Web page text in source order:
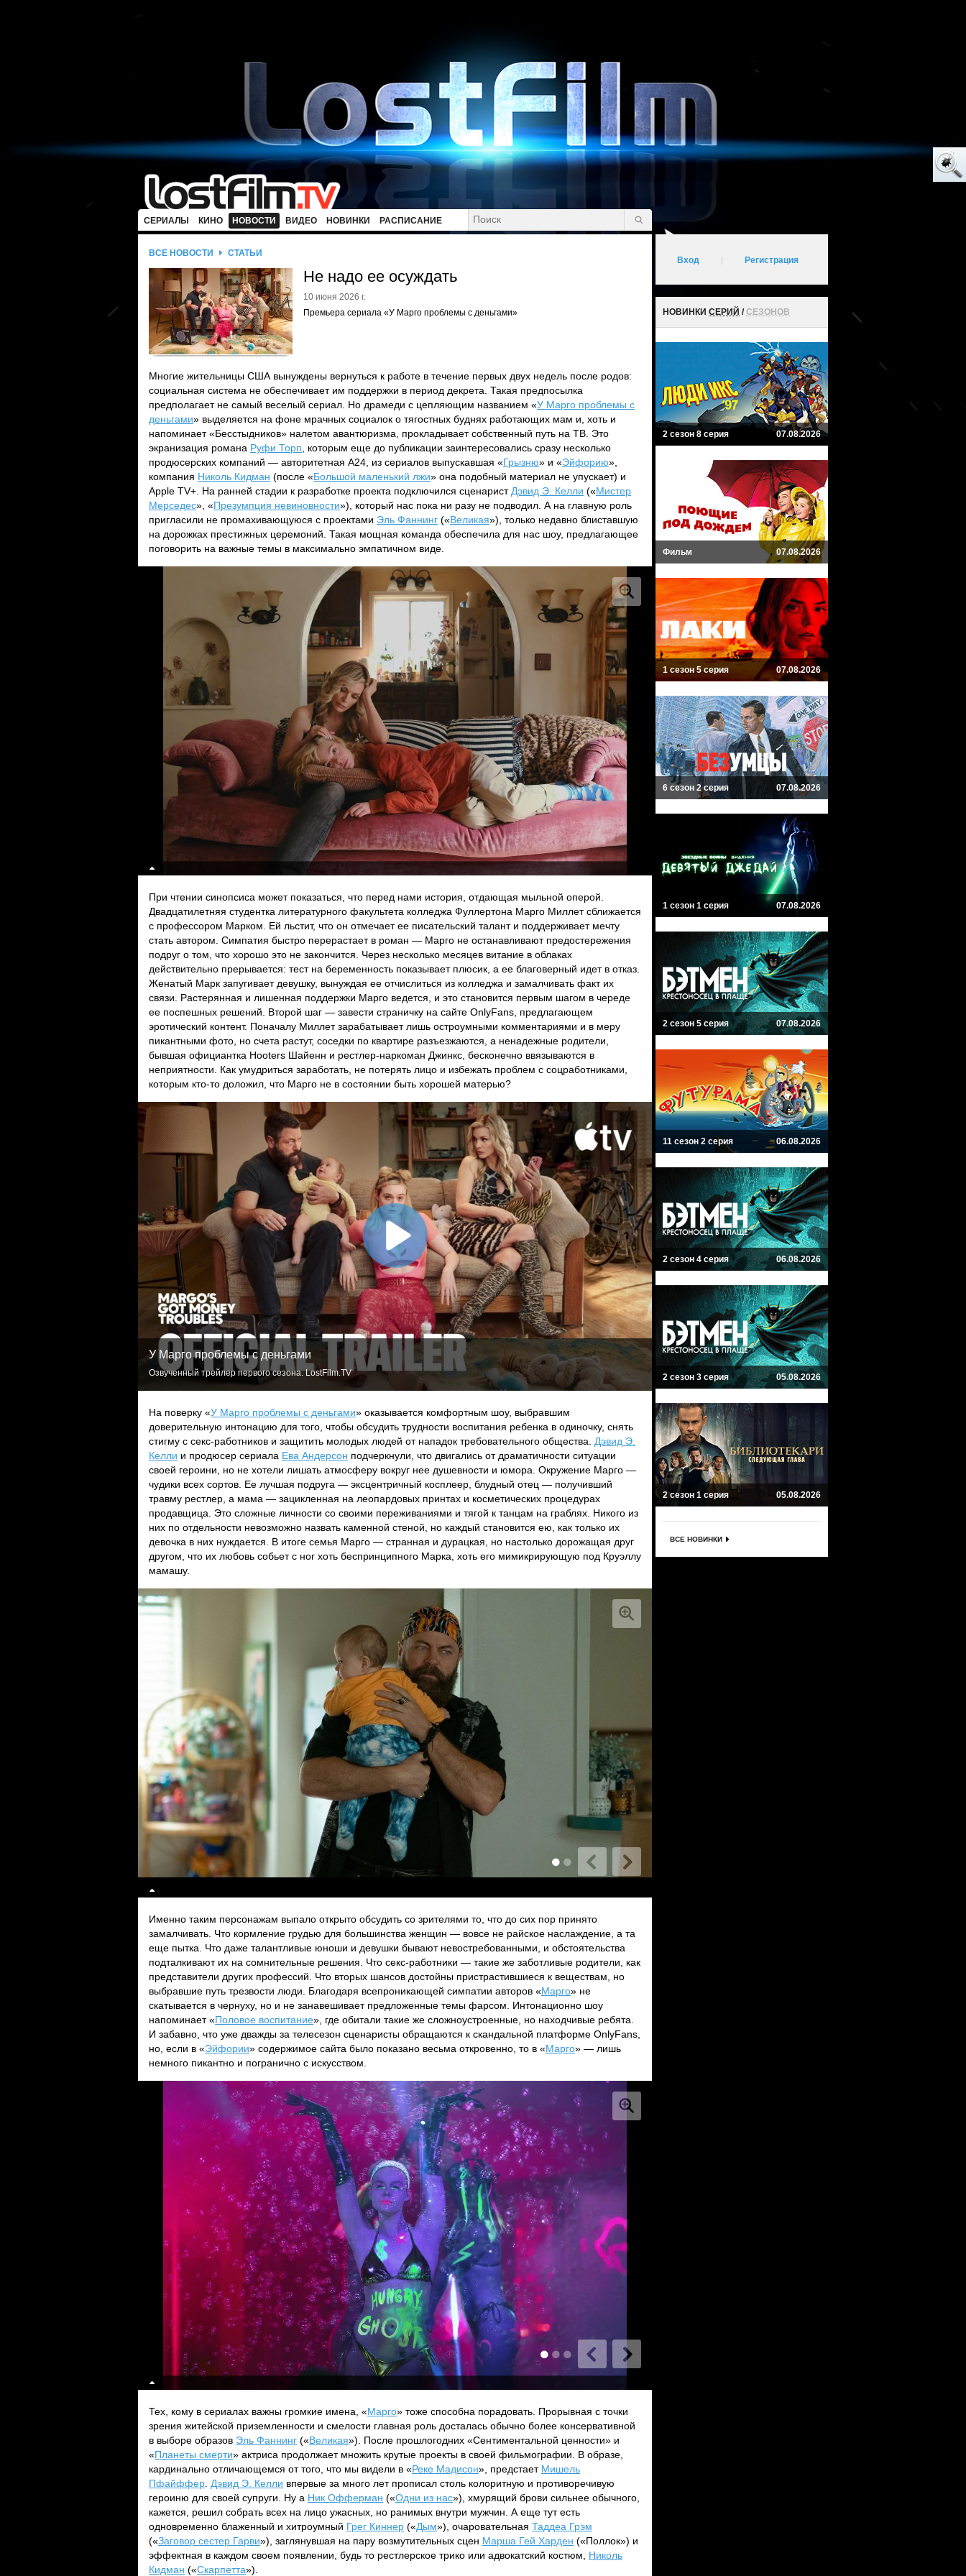
СЕРИАЛЫ КИНО НОВОСТИ ВИДЕО НОВИНКИ РАСПИСАНИЕ
ВСЕ НОВОСТИ СТАТЬИ
Не надо ее осуждать
10 июня 2026 г.
Премьера сериала «У Марго проблемы с деньгами»
Многие жительницы США вынуждены вернуться к работе в течение первых двух недель после родов:
социальная система не обеспечивает им поддержки в период декрета. Такая предпосылка
предполагает не самый веселый сериал. Но драмеди с цепляющим названием «У Марго проблемы с
деньгами» выделяется на фоне мрачных социалок о тягостных буднях работающих мам и, хоть и
напоминает «Бесстыдников» налетом авантюризма, прокладывает собственный путь на ТВ. Это
экранизация романа Руфи Торп , которым еще до публикации заинтересовались сразу несколько
продюсерских компаний — авторитетная A24, из сериалов выпускавшая «Грызню» и «Эйфорию»,
компания Николь Кидман (после «Большой маленький лжи» она подобный материал не упускает) и
Apple TV+. На ранней стадии к разработке проекта подключился сценарист Дэвид Э. Келли («Мистер
Мерседес», «Презумпция невиновности»), который нас пока ни разу не подводил. А на главную роль
пригласили не промахивающуюся с проектами Эль Фаннинг («Великая»), только недавно блиставшую
на дорожках престижных церемоний. Такая мощная команда обеспечила для нас шоу, предлагающее
поговорить на важные темы в максимально эмпатичном виде.
При чтении синопсиса может показаться, что перед нами история, отдающая мыльной оперой.
Двадцатилетняя студентка литературного факультета колледжа Фуллертона Марго Миллет сближается
с профессором Марком. Ей льстит, что он отмечает ее писательский талант и поддерживает мечту
стать автором. Симпатия быстро перерастает в роман — Марго не останавливают предостережения
подруг о том, что хорошо это не закончится. Через несколько месяцев витание в облаках
действительно прерывается: тест на беременность показывает плюсик, а ее благоверный идет в отказ.
Женатый Марк запугивает девушку, вынуждая ее отчислиться из колледжа и замалчивать факт их
связи. Растерянная и лишенная поддержки Марго ведется, и это становится первым шагом в череде
ее поспешных решений. Второй шаг — завести страничку на сайте OnlyFans, предлагающем
эротический контент. Поначалу Миллет зарабатывает лишь остроумными комментариями и в меру
пикантными фото, но счета растут, соседки по квартире разъезжаются, а ненадежные родители,
бывшая официантка Hooters Шайенн и рестлер-наркоман Джинкс, бесконечно ввязываются в
неприятности. Как умудриться заработать, не потерять лицо и избежать проблем с соцработниками,
которым кто-то доложил, что Марго не в состоянии быть хорошей матерью?
У Марго проблемы с деньгами
Озвученный трейлер первого сезона. LostFilm.TV
На поверку «У Марго проблемы с деньгами» оказывается комфортным шоу, выбравшим
доверительную интонацию для того, чтобы обсудить трудности воспитания ребенка в одиночку, снять
стигму с секс-работников и защитить молодых людей от нападок требовательного общества. Дэвид Э.
Келли и продюсер сериала Ева Андерсон подчеркнули, что двигались от драматичности ситуации
своей героини, но не хотели лишать атмосферу вокруг нее душевности и юмора. Окружение Марго —
чудики всех сортов. Ее лучшая подруга — эксцентричный косплеер, блудный отец — получивший
травму рестлер, а мама — зацикленная на леопардовых принтах и косметических процедурах
продавщица. Это сложные личности со своими переживаниями и тягой к танцам на граблях. Никого из
них по отдельности невозможно назвать каменной стеной, но каждый становится ею, как только их
девочка в них нуждается. В итоге семья Марго — странная и дурацкая, но настолько дорожащая друг
другом, что их любовь собьет с ног хоть беспринципного Марка, хоть его мимикрирующую под Круэллу
мамашу.
Именно таким персонажам выпало открыто обсудить со зрителями то, что до сих пор принято
замалчивать. Что кормление грудью для большинства женщин — вовсе не райское наслаждение, а та
еще пытка. Что даже талантливые юноши и девушки бывают невостребованными, и обстоятельства
подталкивают их на сомнительные решения. Что секс-работники — такие же заботливые родители, как
представители других профессий. Что вторых шансов достойны пристрастившиеся к веществам, но
выбравшие путь трезвости люди. Благодаря всепроникающей симпатии авторов «Марго» не
скатывается в чернуху, но и не занавешивает предложенные темы фарсом. Интонационно шоу
напоминает «Половое воспитание», где обитали такие же сложноустроенные, но находчивые ребята.
И забавно, что уже дважды за телесезон сценаристы обращаются к скандальной платформе OnlyFans,
но, если в «Эйфории» содержимое сайта было показано весьма откровенно, то в «Марго» — лишь
немного пикантно и погранично с искусством.
Тех, кому в сериалах важны громкие имена, «Марго» тоже способна порадовать. Прорывная с точки
зрения житейской приземленности и смелости главная роль досталась обычно более консервативной
в выборе образов Эль Фаннинг («Великая»). После прошлогодних «Сентиментальной ценности» и
«Планеты смерти» актриса продолжает множить крутые проекты в своей фильмографии. В образе,
кардинально отличающемся от того, что мы видели в «Реке Мадисон», предстает Мишель
Пфайффер Дэвид Э. Келли впервые за много лет прописал столь колоритную и противоречивую
героиню для своей супруги. Ну а Ник Офферман («Одни из нас»), хмурящий брови сильнее обычного,
кажется, решил собрать всех на лицо ужасных, но ранимых внутри мужчин. А еще тут есть
одновременно блаженный и хитроумный Грег Киннер («Дым»), очаровательная Таддеа Грэм
(«Заговор сестер Гарви»), заглянувшая на пару возмутительных сцен Марша Гей Харден («Поллок») и
эффектная в каждом своем появлении, будь то рестлерское трико или адвокатский костюм, Николь
Кидман («Скарпетта»).
Вход Регистрация
НОВИНКИ СЕРИЙ /СЕЗОНОВ
2 сезон 8 серия 07.08.2026
Фильм 07.08.2026
1 сезон 5 серия 07.08.2026
6 сезон 2 серия 07.08.2026
1 сезон 1 серия 07.08.2026
2 сезон 5 серия 07.08.2026
11 сезон 2 серия 06.08.2026
2 сезон 4 серия 06.08.2026
2 сезон 3 серия 05.08.2026
2 сезон 1 серия 05.08.2026
ВСЕ НОВИНКИ